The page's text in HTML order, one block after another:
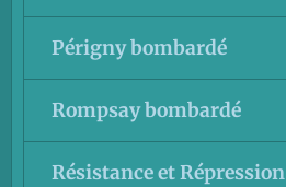
Périgny bombardé
Rompsay bombardé
Résistance et Répression